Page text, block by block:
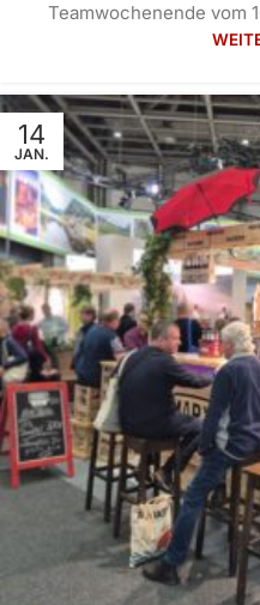
Teamwochenende vom
14
JAN.